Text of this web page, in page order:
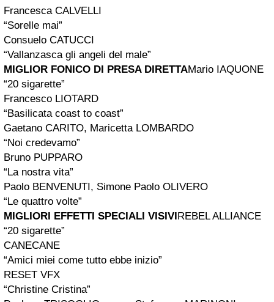
Francesca CALVELLI
“Sorelle mai”
Consuelo CATUCCI
“Vallanzasca gli angeli del male”
MIGLIOR FONICO DI PRESA DIRETTAMario IAQUONE
“20 sigarette”
Francesco LIOTARD
“Basilicata coast to coast”
Gaetano CARITO, Maricetta LOMBARDO
“Noi credevamo”
Bruno PUPPARO
“La nostra vita”
Paolo BENVENUTI, Simone Paolo OLIVERO
“Le quattro volte”
MIGLIORI EFFETTI SPECIALI VISIVIREBEL ALLIANCE
“20 sigarette”
CANECANE
“Amici miei come tutto ebbe inizio”
RESET VFX
“Christine Cristina”